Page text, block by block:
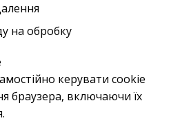
на обробку
керувати cookie
браузера, включаючи їх